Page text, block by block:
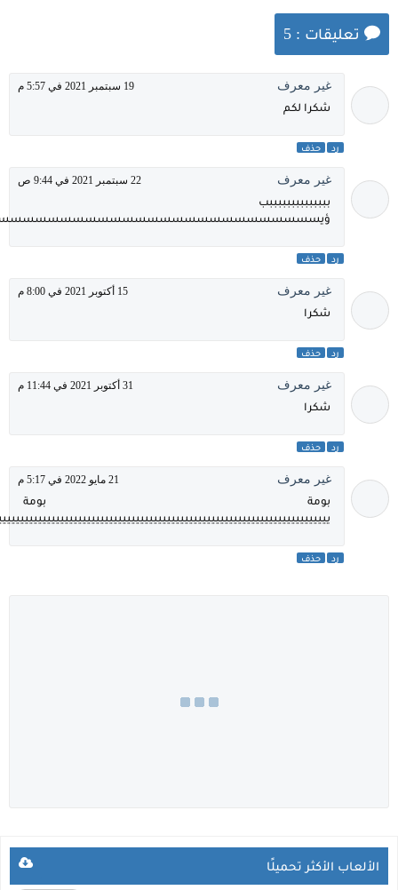
تعليقات : 5
غير معرف 19 سبتمبر 2021 في 5:57 م
شكرا لكم
رد حذف
غير معرف 22 سبتمبر 2021 في 9:44 ص
ببببببببببببببب
رد حذف
غير معرف 15 أكتوبر 2021 في 8:00 م
شكرا
رد حذف
غير معرف 31 أكتوبر 2021 في 11:44 م
شكرا
رد حذف
غير معرف 21 مايو 2022 في 5:17 م
بومة بومة
رد حذف
الألعاب الأكثر تحميلًا